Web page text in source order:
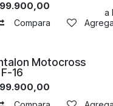
Agregar a
Compara
Motocross
16